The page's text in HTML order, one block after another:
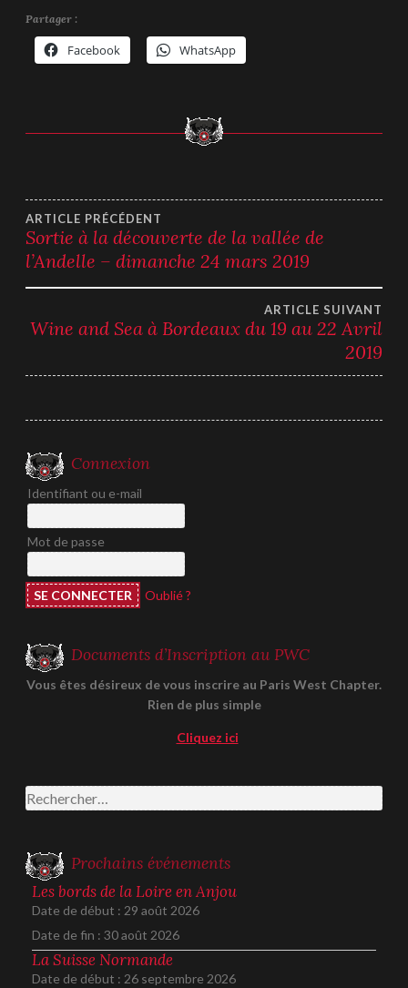
Partager :
Facebook WhatsApp
Navigation
de
l’article
ARTICLE PRÉCÉDENT
Sortie à la découverte de la vallée de
l’Andelle – dimanche 24 mars 2019
ARTICLE SUIVANT
Wine and Sea à Bordeaux du 19 au 22 Avril
2019
Connexion
Identifiant ou e-mail
Mot de passe
Oublié ?
Documents d’Inscription au PWC
Vous êtes désireux de vous inscrire au Paris West Chapter.
Rien de plus simple
Cliquez ici
Rechercher :
Prochains événements
Les bords de la Loire en Anjou
Date de début : 29 août 2026
Date de fin : 30 août 2026
La Suisse Normande
Date de début : 26 septembre 2026